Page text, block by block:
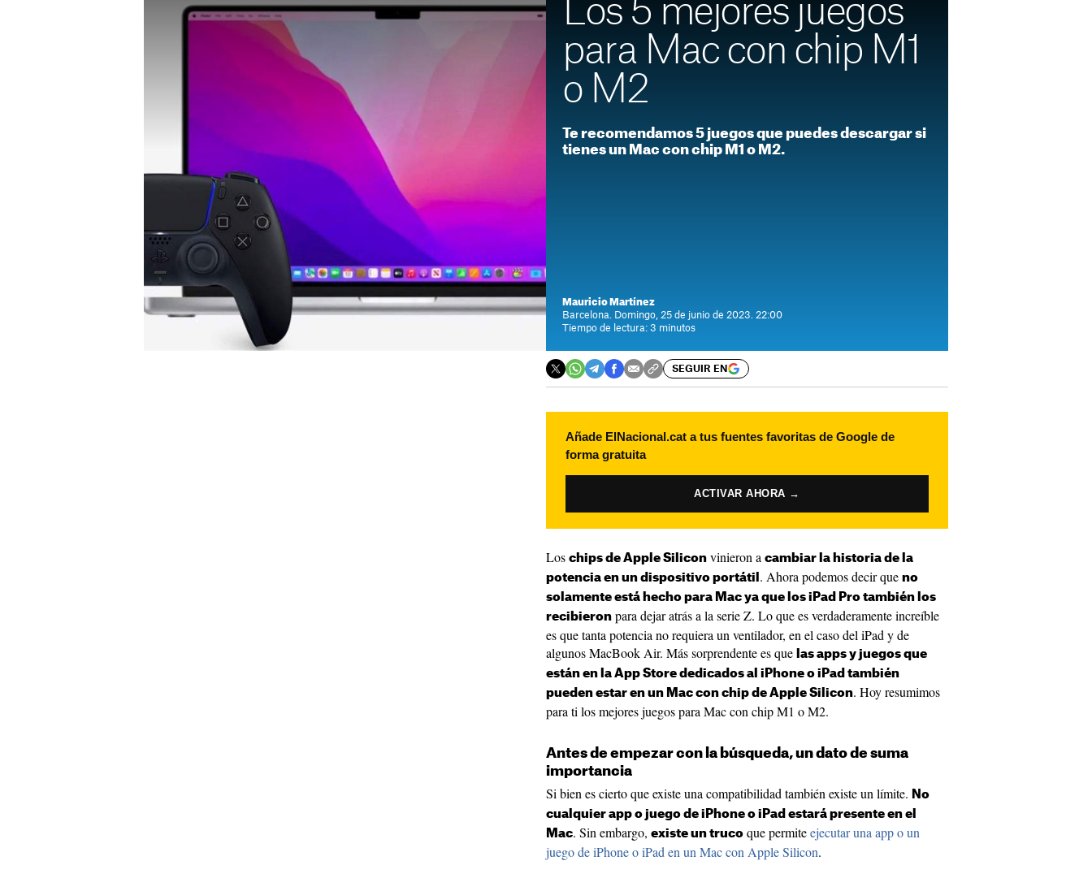
Los 5 mejores juegos
para Mac con chip M1
o M2
Te recomendamos 5 juegos que puedes descargar si
tienes un Mac con chip M1 o M2.
Mauricio Martínez
Barcelona. Domingo, 25 de junio de 2023. 22:00
Tiempo de lectura: 3 minutos
SEGUIR EN
Añade ElNacional.cat a tus fuentes favoritas de Google de
forma gratuita
ACTIVAR AHORA →
Los chips de Apple Silicon vinieron a cambiar la historia de la
potencia en un dispositivo portátil . Ahora podemos decir que no
solamente está hecho para Mac ya que los iPad Pro también los
recibieron para dejar atrás a la serie Z. Lo que es verdaderamente increíble
es que tanta potencia no requiera un ventilador, en el caso del iPad y de
algunos MacBook Air. Más sorprendente es que las apps y juegos que
están en la App Store dedicados al iPhone o iPad también
pueden estar en un Mac con chip de Apple Silicon. Hoy resumimos
para ti los mejores juegos para Mac con chip M1 o M2.
Antes de empezar con la búsqueda, un dato de suma
importancia
Si bien es cierto que existe una compatibilidad también existe un límite. No
cualquier app o juego de iPhone o iPad estará presente en el
Mac. Sin embargo, existe un truco que permiteejecutar una app o un
juego de iPhone o iPad en un Mac con Apple Silicon.